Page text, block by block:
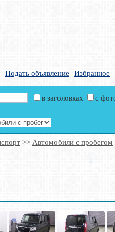
Подать объявление Избранное
в заголовках с
>> Автомобили с пробегом